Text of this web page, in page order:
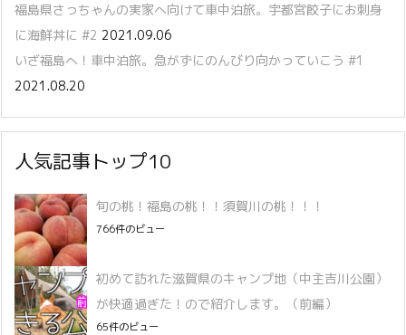
福島県さっちゃんの実家へ向けて車中泊旅。宇都宮餃子にお刺身
に海鮮丼に #2 2021.09.06
いざ福島へ！車中泊旅。急がずにのんびり向かっていこう #1
2021.08.20
人気記事トップ10
旬の桃！福島の桃！！須賀川の桃！！！
766件のビュー
初めて訪れた滋賀県のキャンプ地（中主吉川公園）
が快適過ぎた！ので紹介します。（前編）
65件のビュー